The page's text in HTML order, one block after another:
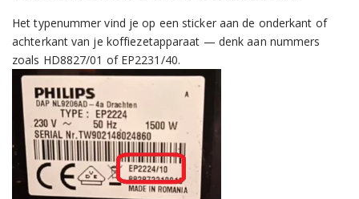
Het typenummer vind je op een sticker aan de onderkant of
achterkant van je koffiezetapparaat — denk aan nummers
zoals HD8827/01 of EP2231/40.